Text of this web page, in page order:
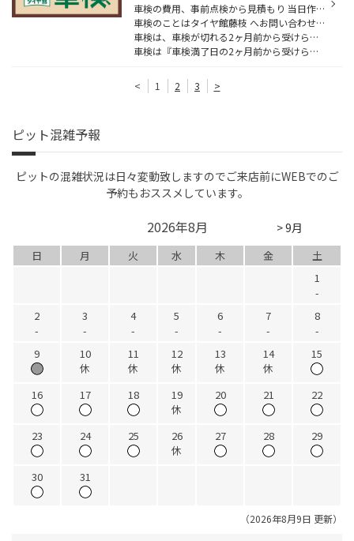
車検の費用、事前点検から見積もり 当日作業の流れをご紹介いたします。
車検のことはタイヤ館藤枝 へお問い合わせください。
車検は、車検が切れる2ヶ月前から受けられますのでお早めにご相談ください。
車検は『車検満了日の2ヶ月前から受けられます』➡︎たとえ、車検満了日の50日前に車検を通して...
< 1 2 3 >
ピット混雑予報
ピットの混雑状況は日々変動致しますのでご来店前にWEBでのご
予約もおススメしています。
> 9月
2026年8月
日 月 火 水 木 金
土
1
-
2
-
3
-
4
-
5
-
6
-
7
-
8
-
9
10
休
11
休
12
休
13
休
14
休
15
16 17 18
19
休
20 21 22
23 24 25
26
休
27 28 29
30 31
（2026年8月9日 更新）